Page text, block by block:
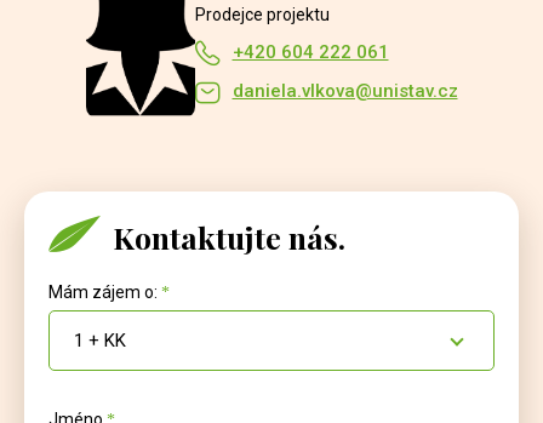
Prodejce projektu
+420 604 222 061
daniela.vlkova@unistav.cz
Kontaktujte nás.
Mám zájem o:
1 + KK